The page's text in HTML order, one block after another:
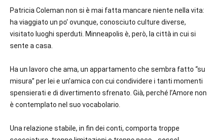
Patricia Coleman non si è mai fatta mancare niente nella vita:
ha viaggiato un po’ ovunque, conosciuto culture diverse,
visitato luoghi sperduti. Minneapolis è, però, la città in cui si
sente a casa.
Ha un lavoro che ama, un appartamento che sembra fatto “su
misura” per lei e un’amica con cui condividere i tanti momenti
spensierati e di divertimento sfrenato. Già, perché l’Amore non
è contemplato nel suo vocabolario.
Una relazione stabile, in fin dei conti, comporta troppe